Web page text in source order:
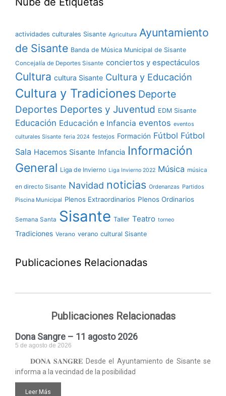
actividades culturales Sisante Agricultura Ayuntamiento
de Sisante Banda de Música Municipal de Sisante
Concejalía de Deportes Sisante conciertos y espectáculos
Cultura cultura Sisante Cultura y Educación
Cultura y Tradiciones Deporte
Deportes Deportes y Juventud EDM Sisante
Educación Educación e Infancia eventos eventos
culturales Sisante feria 2024 festejos Formación Fútbol Fútbol
Sala Hacemos Sisante Infancia Información
General Liga de Invierno Liga Invierno 2022 Música música
en directo Sisante Navidad noticias Ordenanzas Partidos
Piscina Municipal Plenos Extraordinarios Plenos Ordinarios
Semana Santa Sisante Taller Teatro torneo
Tradiciones Verano verano cultural Sisante
Publicaciones Relacionadas
Publicaciones Relacionadas
Dona Sangre – 11 agosto 2026
5 de agosto de 2026
𝐃𝐎𝐍𝐀 𝐒𝐀𝐍𝐆𝐑𝐄 Desde el Ayuntamiento de Sisante se
informa a la vecindad de la posibilidad
Leer Más